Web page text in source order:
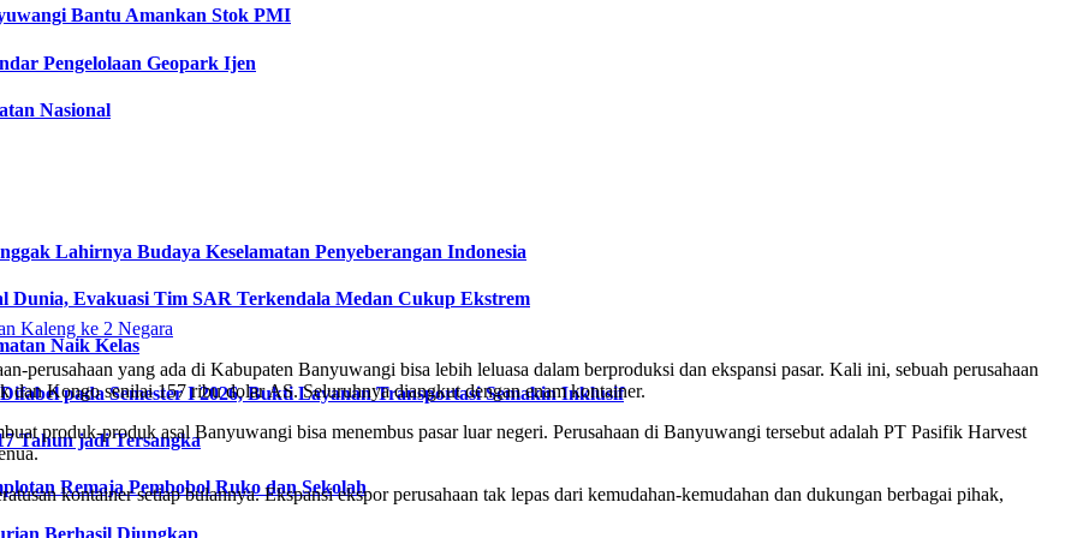
Bantu Amankan Stok PMI
Pengelolaan Geopark Ijen
Nasional
Lahirnya Budaya Keselamatan Penyeberangan Indonesia
Dunia, Evakuasi Tim SAR Terkendala Medan Cukup Ekstrem
Naik Kelas
pada Semester I 2026, Bukti Layanan Transportasi Semakin Inklusif
Tahun jadi Tersangka
Remaja Pembobol Ruko dan Sekolah
perusahaan yang ada di Kabupaten Banyuwangi bisa lebih leluasa dalam berproduksi dan ekspansi pasar. Kali ini, sebuah perusahaan
Kongo senilai 157 ribu dolar AS. Seluruhnya diangkut dengan enam kontainer.
produk-produk asal Banyuwangi bisa menembus pasar luar negeri. Perusahaan di Banyuwangi tersebut adalah PT Pasifik Harvest
kontainer setiap bulannya. Ekspansi ekspor perusahaan tak lepas dari kemudahan-kemudahan dan dukungan berbagai pihak,